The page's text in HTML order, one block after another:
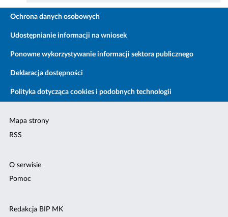
Ochrona danych osobowych
Udostępnianie informacji na wniosek
Ponowne wykorzystywanie informacji sektora publicznego
Deklaracja dostępności
Polityka dotycząca cookies i podobnych technologii
Mapa strony
RSS
O serwisie
Pomoc
Redakcja BIP MK